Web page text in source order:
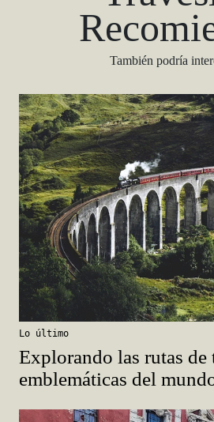
También podría
Lo último
Explorando las rutas de
emblemáticas del